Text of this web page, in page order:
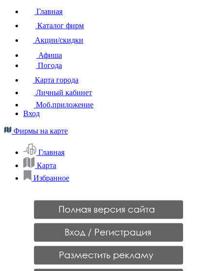
Главная
Каталог фирм
Акции/скидки
Афиша
Погода
Карта города
Личный кабинет
Моб.приложение
Вход
Фирмы на карте
Главная
Карта
Избранное